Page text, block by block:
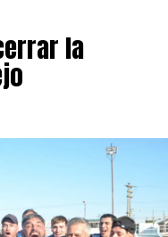
FÚTBOL la